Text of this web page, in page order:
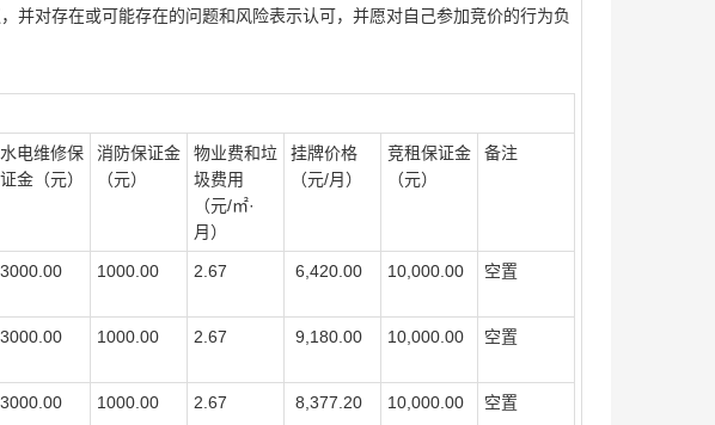
并对存在或可能存在的问题和风险表示认可，并愿对自己参加竞价的行为负
水电维修保
证金（元）
消防保证金
（元）
物业费和垃
圾费用
（元/㎡·
月）
挂牌价格
（元/月）
竞租保证金
（元）
备注
3000.00 1000.00 2.67 6,420.00 10,000.00 空置
3000.00 1000.00 2.67 9,180.00 10,000.00 空置
3000.00 1000.00 2.67 8,377.20 10,000.00 空置